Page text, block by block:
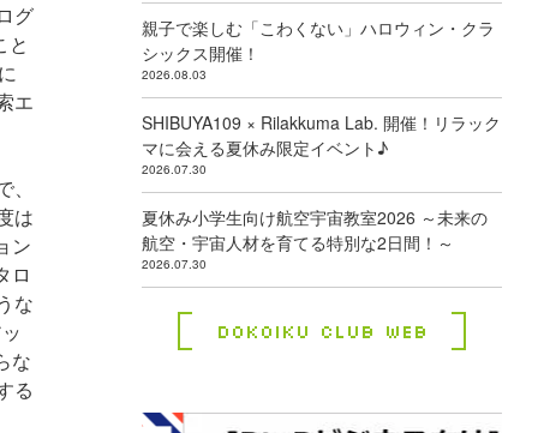
グ
と
エ
は
ン
ロ
な
な
る
親子で楽しむ「こわくない」ハロウィン・クラ
シックス開催！
2026.08.03
SHIBUYA109 × Rilakkuma Lab. 開催！リラック
マに会える夏休み限定イベント♪
2026.07.30
夏休み小学生向け航空宇宙教室2026 ～未来の
航空・宇宙人材を育てる特別な2日間！～
2026.07.30
Dokoiku Club Web